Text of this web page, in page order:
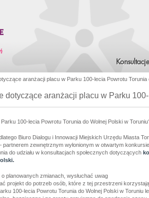
aranżacji placu w Parku 100-lecia Powrotu Torunia
dotyczące aranżacji placu w Parku
100-lecia Powrotu Torunia do Wolnej Polski w
Biuro Dialogu i Innowacji Miejskich Urzędu Miasta
partnerem zewnętrznym wyłonionym w otwartym
do udziału w konsultacjach społecznych dotyczących
planowanych zmianach, wysłuchać uwag
projekt do potrzeb osób, które z tej przestrzeni
100-lecia Powrotu Torunia do Wolnej Polski w Toruniu